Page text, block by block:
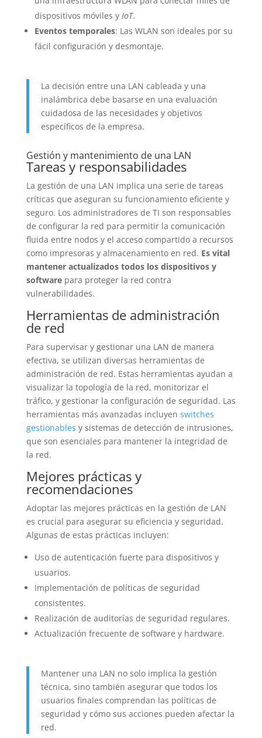
dispositivos móviles y IoT.
Eventos temporales: Las WLAN son ideales por su
fácil configuración y desmontaje.
La decisión entre una LAN cableada y una
inalámbrica debe basarse en una evaluación
cuidadosa de las necesidades y objetivos
específicos de la empresa.
Gestión y mantenimiento de una LAN
Tareas y responsabilidades
La gestión de una LAN implica una serie de tareas
críticas que aseguran su funcionamiento eficiente y
seguro. Los administradores de TI son responsables
de configurar la red para permitir la comunicación
fluida entre nodos y el acceso compartido a recursos
como impresoras y almacenamiento en red. Es vital
mantener actualizados todos los dispositivos y
softwarepara proteger la red contra
vulnerabilidades.
Herramientas de administración
de red
Para supervisar y gestionar una LAN de manera
efectiva, se utilizan diversas herramientas de
administración de red. Estas herramientas ayudan a
visualizar la topología de la red, monitorizar el
tráfico, y gestionar la configuración de seguridad. Las
herramientas más avanzadas incluyen switches
gestionables y sistemas de detección de intrusiones,
que son esenciales para mantener la integridad de
la red.
Mejores prácticas y
recomendaciones
Adoptar las mejores prácticas en la gestión de LAN
es crucial para asegurar su eficiencia y seguridad.
Algunas de estas prácticas incluyen:
Uso de autenticación fuerte para dispositivos y
usuarios.
Implementación de políticas de seguridad
consistentes.
Realización de auditorías de seguridad regulares.
Actualización frecuente de software y hardware.
Mantener una LAN no solo implica la gestión
técnica, sino también asegurar que todos los
usuarios finales comprendan las políticas de
seguridad y cómo sus acciones pueden afectar la
red.